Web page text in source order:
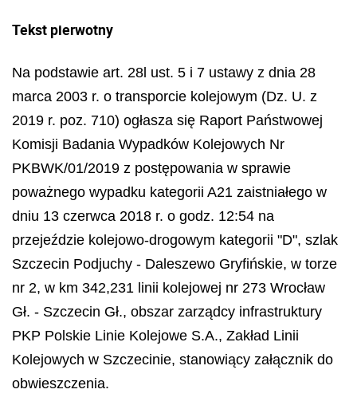
Tekst pierwotny
Na podstawie art. 28l ust. 5 i 7 ustawy z dnia 28
marca 2003 r. o transporcie kolejowym (Dz. U. z
2019 r. poz. 710) ogłasza się Raport Państwowej
Komisji Badania Wypadków Kolejowych Nr
PKBWK/01/2019 z postępowania w sprawie
poważnego wypadku kategorii A21 zaistniałego w
dniu 13 czerwca 2018 r. o godz. 12:54 na
przejeździe kolejowo-drogowym kategorii "D", szlak
Szczecin Podjuchy - Daleszewo Gryfińskie, w torze
nr 2, w km 342,231 linii kolejowej nr 273 Wrocław
Gł. - Szczecin Gł., obszar zarządcy infrastruktury
PKP Polskie Linie Kolejowe S.A., Zakład Linii
Kolejowych w Szczecinie, stanowiący załącznik do
obwieszczenia.